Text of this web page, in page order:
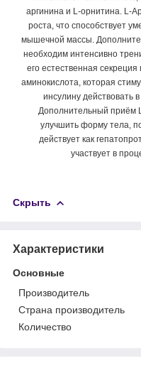
аргинина и L-орнитина. L-
роста, что способствует
мышечной массы.
необходим интенсивно
его естественная
аминокислота, которая
инсулину действовать
Дополнительный приём
улучшить форму тела,
действует как
участвует в
Скрыть
Характеристики
Основные
Производитель
Страна производитель
Количество